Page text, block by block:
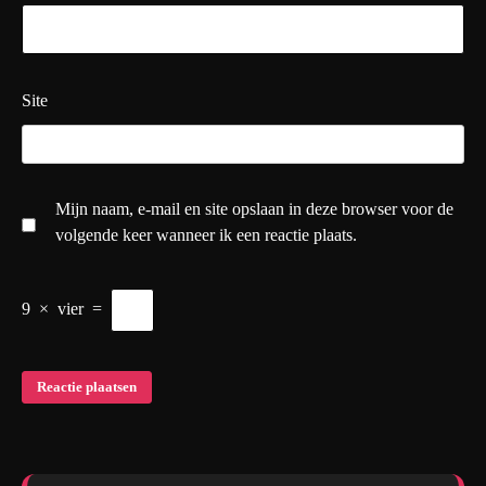
Site
Mijn naam, e-mail en site opslaan in deze browser voor de
volgende keer wanneer ik een reactie plaats.
9 × vier =